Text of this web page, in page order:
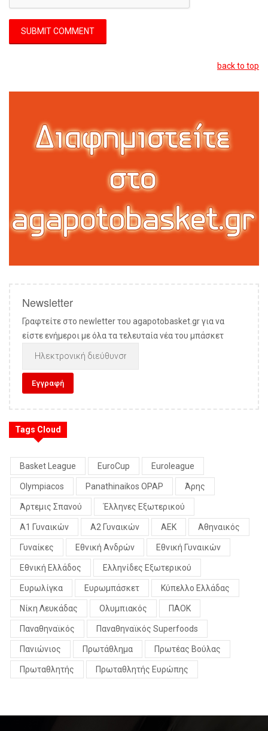
back to top
Newsletter
Γραφτείτε στο newletter του agapotobasket.gr για να
είστε ενήμεροι με όλα τα τελευταία νέα του μπάσκετ
Tags Cloud
Basket League EuroCup Euroleague
Olympiacos Panathinaikos OPAP Άρης
Άρτεμις Σπανού Έλληνες Εξωτερικού
Α1 Γυναικών Α2 Γυναικών ΑΕΚ Αθηναικός
Γυναίκες Εθνική Ανδρών Εθνική Γυναικών
Εθνική Ελλάδος Ελληνίδες Εξωτερικού
Ευρωλίγκα Ευρωμπάσκετ Κύπελλο Ελλάδας
Νίκη Λευκάδας Ολυμπιακός ΠΑΟΚ
Παναθηναϊκός Παναθηναϊκός Superfoods
Πανιώνιος Πρωτάθλημα Πρωτέας Βούλας
Πρωταθλητής Πρωταθλητής Ευρώπης